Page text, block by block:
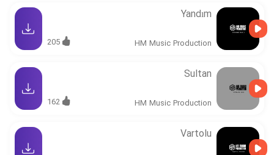
Yandım
HM Music Production
205
Sultan
HM Music Production
162
Vartolu